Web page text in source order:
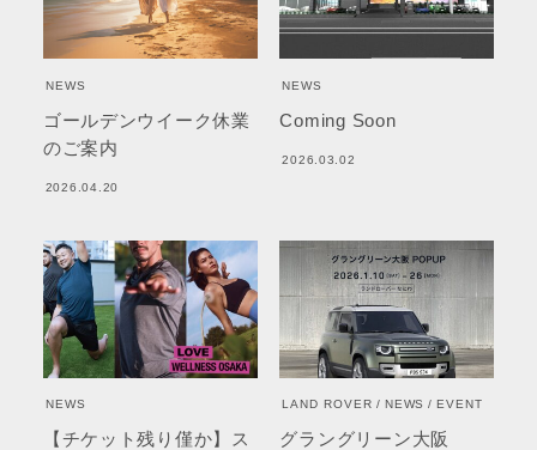
NEWS
ゴールデンウイーク休業
のご案内
2026.04.20
NEWS
Coming Soon
2026.03.02
NEWS
【チケット残り僅か】ス
LAND ROVER NEWS EVENT
グラングリーン大阪